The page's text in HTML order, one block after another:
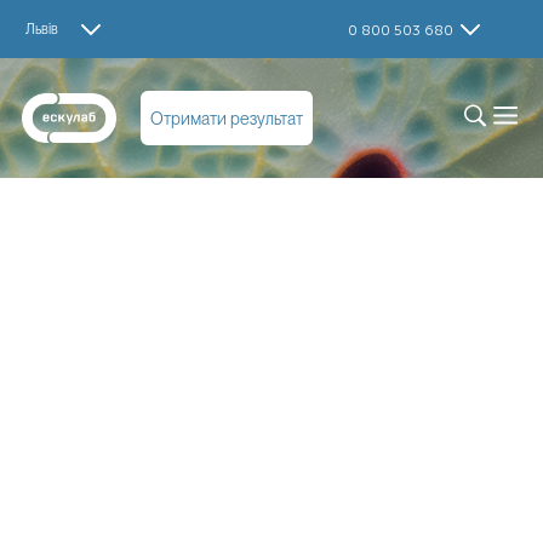
Львів 0 800 503 680
Отримати результат